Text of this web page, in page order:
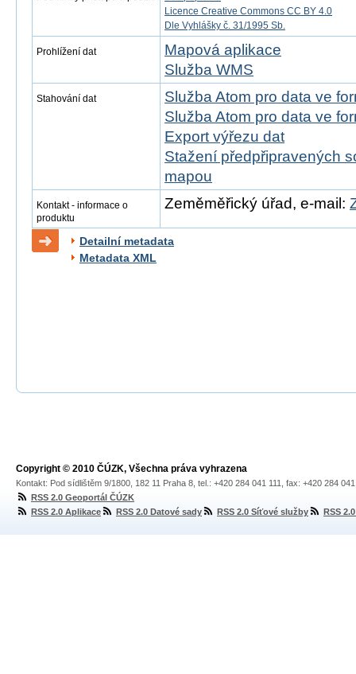
Licence Creative Commons CC BY 4.0
Dle Vyhlášky č. 31/1995 Sb.
Prohlížení dat
Mapová aplikace
Služba WMS
Stahování dat
Služba Atom pro data ve
Služba Atom pro data ve
Export výřezu dat
Stažení předpřipravených
mapou
Kontakt - informace o
produktu
Zeměměřický úřad, e-mail:
Detailní metadata
Metadata XML
Copyright © 2010 ČÚZK, Všechna práva vyhrazena
Kontakt: Pod sídlištěm 9/1800, 182 11 Praha 8, tel.: +420 284 041 111, fax: +420 284
RSS 2.0 Geoportál ČÚZK
RSS 2.0 Aplikace
RSS 2.0 Datové sady RSS 2.0 Síťové služby RSS